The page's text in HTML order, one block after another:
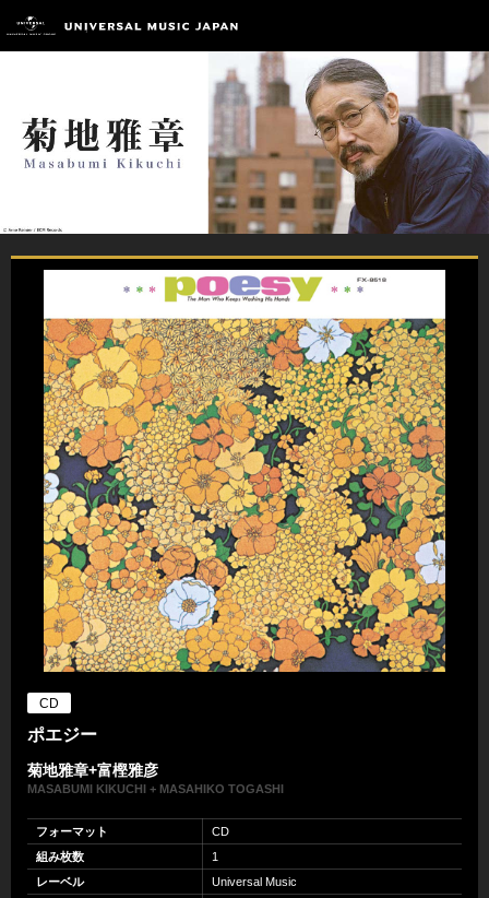
CD
ポエジー
菊地雅章+富樫雅彦
MASABUMI KIKUCHI + MASAHIKO TOGASHI
フォーマット
CD
組み枚数
1
レーベル
Universal Music